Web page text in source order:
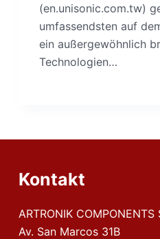
(en.unisonic.com.tw)
umfassendsten auf
ein außergewöhnlich
Technologien…
Kontakt
ARTRONIK COMPONENTS
Av. San Marcos 31B